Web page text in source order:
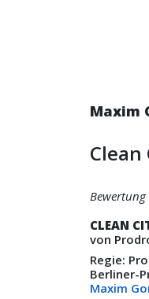
Maxim
Clean
CLEAN
von
Regie:
Berliner-
Maxim